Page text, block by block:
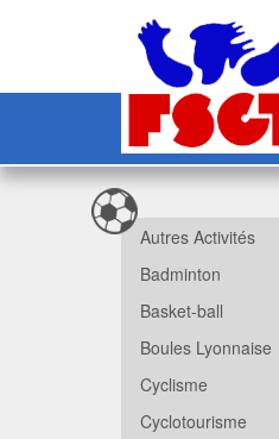
Autres Activités
Badminton
Basket-ball
Boules Lyonnaise
Cyclisme
Cyclotourisme